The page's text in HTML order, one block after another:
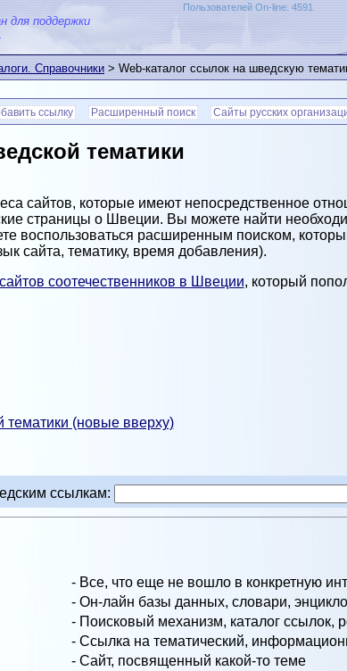
для поддержки
Пользователей On-line: 4591
Справочники> Web-каталог ссылок на шведскую
ссылку Расширенный поиск Сайты русских
тематики
сайтов, которые имеют непосредственное
страницы о Швеции. Вы можете найти
воспользоваться расширенным поиском,
сайта, тематику, время добавления).
соотечественников в Швеции, который
тематики (новые вверху)
ссылкам:
- Все, что еще не вошло в конкретную
- Он-лайн базы данных, словари,
- Поисковый механизм, каталог ссылок,
- Ссылка на тематический,
- Сайт, посвященный какой-то теме